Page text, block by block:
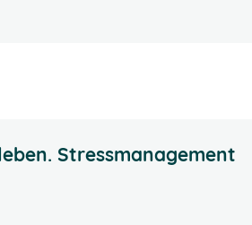
Stressmanagement